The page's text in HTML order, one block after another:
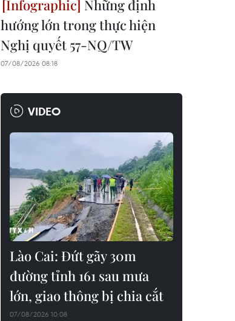
Những định
hướng lớn trong thực hiện
Nghị quyết 57-NQ/TW
07/08/2026 08:18
VIDEO
Lào Cai: Đứt gãy 30m
đường tỉnh 161 sau mưa
lớn, giao thông bị chia cắt
07/08/2026 10:08